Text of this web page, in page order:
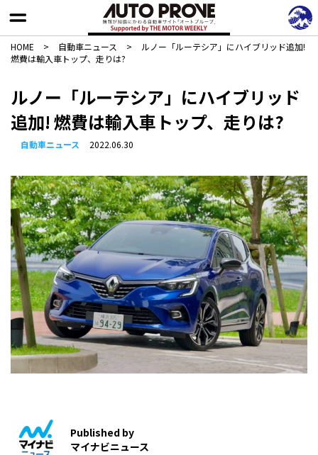
HOME > 自動車ニュース >
ルノー「ルーテシア」にハイブリッド追加!
燃費は輸入車トップ、走りは?
ルノー「ルーテシア」にハイブリッド
追加! 燃費は輸入車トップ、走りは?
自動車ニュース 2022.06.30
Published by
マイナビニュース